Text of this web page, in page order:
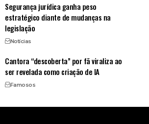
Segurança jurídica ganha peso
estratégico diante de mudanças na
legislação
Notícias
Cantora “descoberta” por fã viraliza ao
ser revelada como criação de IA
Famosos